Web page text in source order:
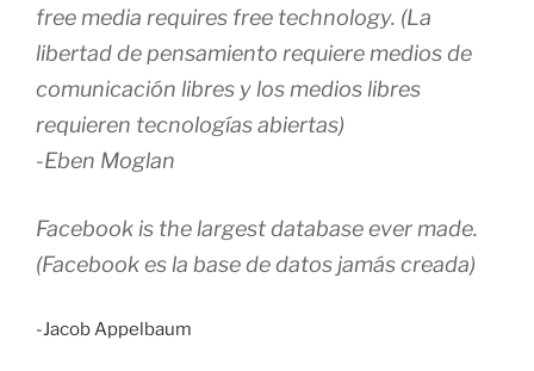
free media requires free technology. (La
libertad de pensamiento requiere medios de
comunicación libres y los medios libres
requieren tecnologías abiertas)
-Eben Moglan
Facebook is the largest database ever made.
(Facebook es la base de datos jamás creada)
-Jacob Appelbaum